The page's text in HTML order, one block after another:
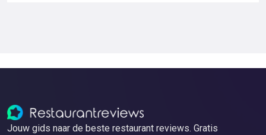
Jouw gids naar de beste restaurant reviews. Gratis